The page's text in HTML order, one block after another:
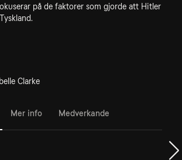
på de faktorer som gjorde att Hitler
Clarke
Mer info Medverkande